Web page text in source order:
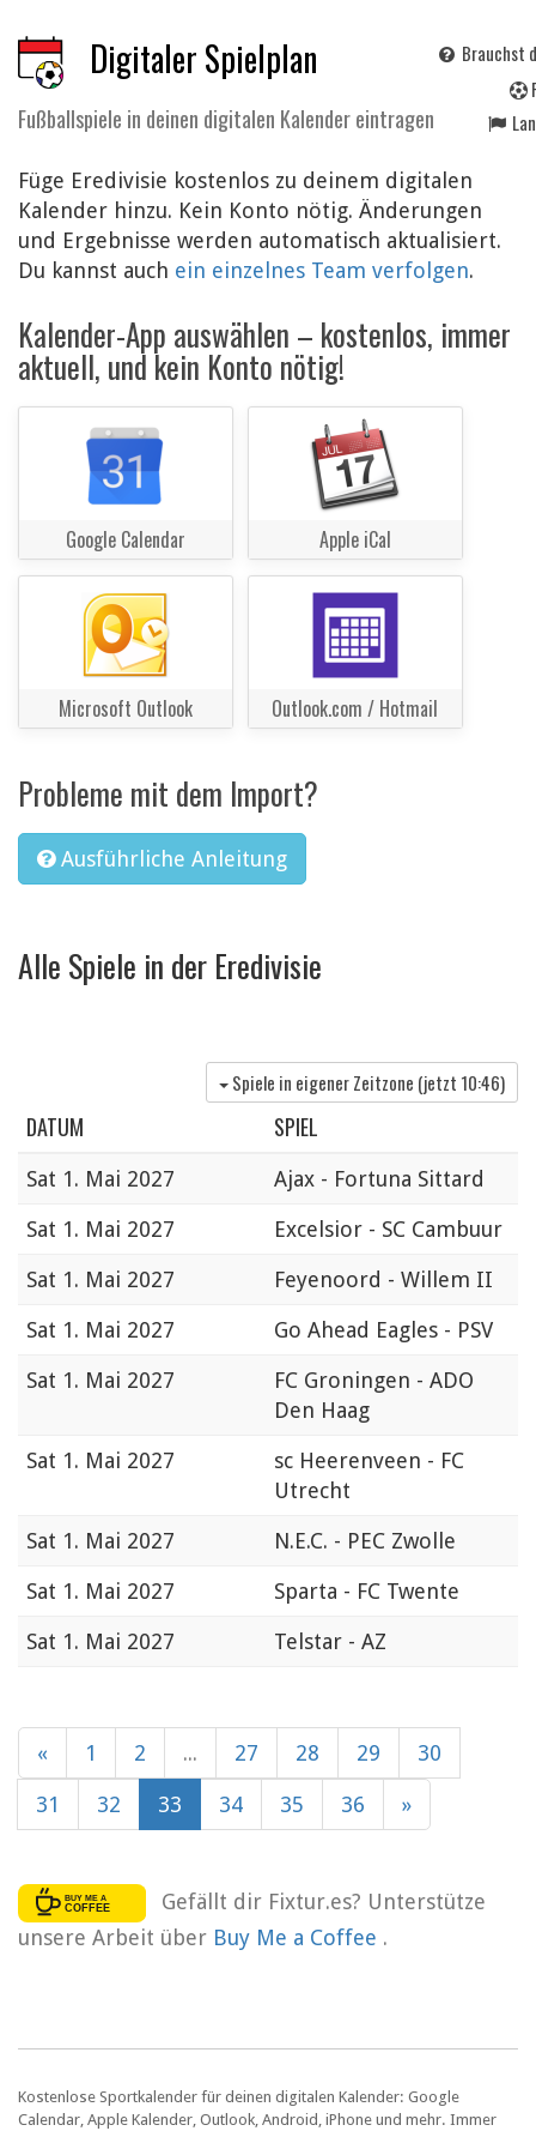
Digitaler Spielplan
Fußballspiele in deinen digitalen Kalender eintragen
Brauchst
Füge Eredivisie kostenlos zu deinem digitalen
Kalender hinzu. Kein Konto nötig. Änderungen
und Ergebnisse werden automatisch aktualisiert.
Du kannst auch ein einzelnes Team verfolgen.
Kalender-App auswählen – kostenlos, immer
aktuell, und kein Konto nötig!
Google Calendar Apple iCal
Microsoft Outlook Outlook.com / Hotmail
Probleme mit dem Import?
Ausführliche Anleitung
Alle Spiele in der Eredivisie
Spiele in eigener Zeitzone (jetzt 10:46)
DATUM SPIEL
Sat 1. Mai 2027
Ajax - Fortuna Sittard
Sat 1. Mai 2027
Excelsior - SC Cambuur
Sat 1. Mai 2027
Feyenoord - Willem II
Sat 1. Mai 2027
Go Ahead Eagles - PSV
Sat 1. Mai 2027
FC Groningen - ADO
Den Haag
Sat 1. Mai 2027
sc Heerenveen - FC
Utrecht
Sat 1. Mai 2027
N.E.C. - PEC Zwolle
Sat 1. Mai 2027
Sparta - FC Twente
Sat 1. Mai 2027 Telstar - AZ
« 1 2 ... 27 28 29 30
31 32 33 34 35 36 »
Gefällt dir Fixtur.es? Unterstütze
unsere Arbeit über Buy Me a Coffee .
Kostenlose Sportkalender für deinen digitalen Kalender: Google
Calendar, Apple Kalender, Outlook, Android, iPhone und mehr. Immer